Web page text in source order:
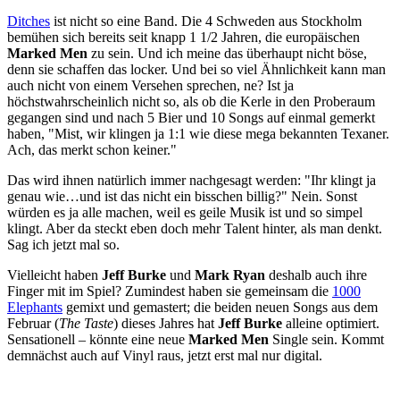
Ditches ist nicht so eine Band. Die 4 Schweden aus Stockholm
bemühen sich bereits seit knapp 1 1/2 Jahren, die europäischen
Marked Men zu sein. Und ich meine das überhaupt nicht böse,
denn sie schaffen das locker. Und bei so viel Ähnlichkeit kann man
auch nicht von einem Versehen sprechen, ne? Ist ja
höchstwahrscheinlich nicht so, als ob die Kerle in den Proberaum
gegangen sind und nach 5 Bier und 10 Songs auf einmal gemerkt
haben, "Mist, wir klingen ja 1:1 wie diese mega bekannten Texaner.
Ach, das merkt schon keiner."
Das wird ihnen natürlich immer nachgesagt werden: "Ihr klingt ja
genau wie…und ist das nicht ein bisschen billig?" Nein. Sonst
würden es ja alle machen, weil es geile Musik ist und so simpel
klingt. Aber da steckt eben doch mehr Talent hinter, als man denkt.
Sag ich jetzt mal so.
Vielleicht haben Jeff Burke und Mark Ryan deshalb auch ihre
Finger mit im Spiel? Zumindest haben sie gemeinsam die 1000
Elephants gemixt und gemastert; die beiden neuen Songs aus dem
Februar (The Taste) dieses Jahres hatJeff Burke alleine optimiert.
Sensationell – könnte eine neue Marked Men Single sein. Kommt
demnächst auch auf Vinyl raus, jetzt erst mal nur digital.